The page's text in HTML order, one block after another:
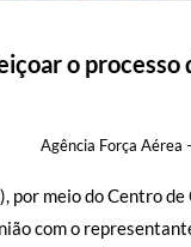
o processo
Agência Força Aérea
meio do Centro
com o